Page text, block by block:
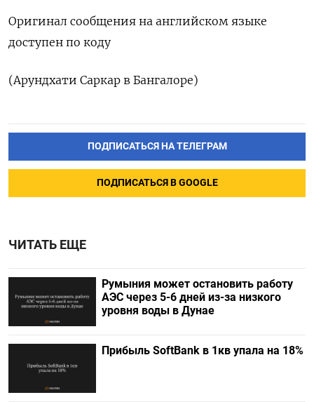
Оригинал сообщения на английском языке
доступен по коду
(Арундхати Саркар в Бангалоре)
ПОДПИСАТЬСЯ НА ТЕЛЕГРАМ
ПОДПИСАТЬСЯ В GOOGLE
ЧИТАТЬ ЕЩЕ
Румыния может остановить работу
АЭС через 5-6 дней из-за низкого
уровня воды в Дунае
Прибыль SoftBank в 1кв упала на 18%